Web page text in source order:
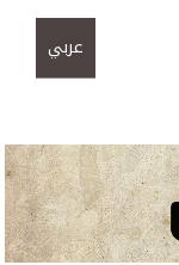
عربي